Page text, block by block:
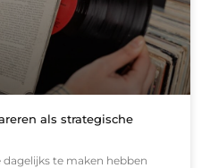
als strategische
te maken hebben